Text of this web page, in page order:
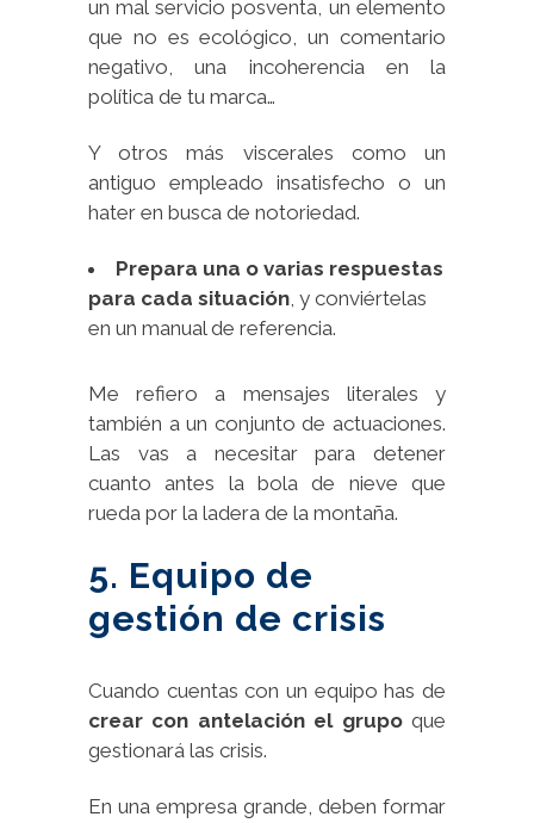
un mal servicio posventa, un elemento
que no es ecológico, un comentario
negativo, una incoherencia en la
política de tu marca…
Y otros más viscerales como un
antiguo empleado insatisfecho o un
hater en busca de notoriedad.
Prepara una o varias respuestas
para cada situación, y conviértelas
en un manual de referencia.
Me refiero a mensajes literales y
también a un conjunto de actuaciones.
Las vas a necesitar para detener
cuanto antes la bola de nieve que
rueda por la ladera de la montaña.
5. Equipo de
gestión de crisis
Cuando cuentas con un equipo has de
crear con antelación el grupo que
gestionará las crisis.
En una empresa grande, deben formar